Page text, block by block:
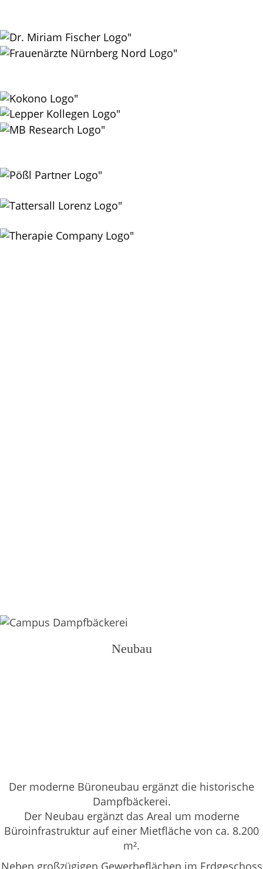
Neubau
Der moderne Büroneubau ergänzt die historische
Dampfbäckerei.
Der Neubau ergänzt das Areal um moderne
Büroinfrastruktur auf einer Mietfläche von ca. 8.200
m².
Neben großzügigen Gewerbeflächen im Erdgeschoss